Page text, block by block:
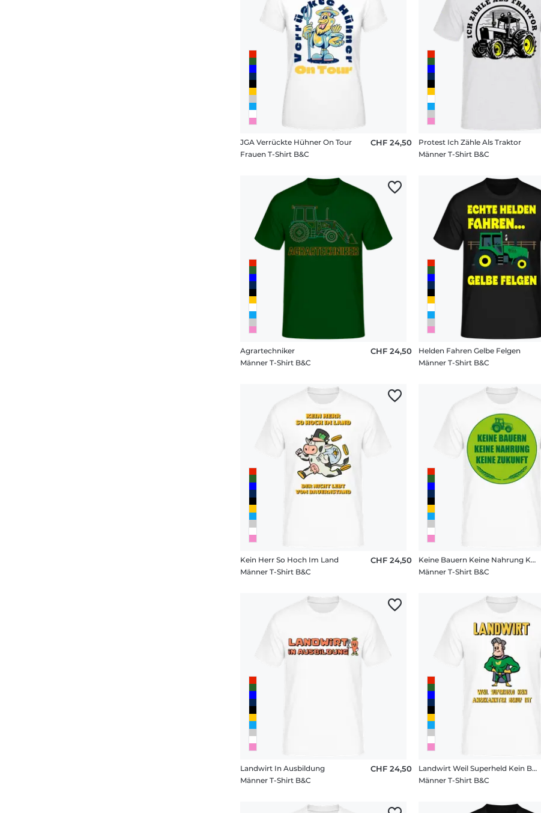
JGA Verrückte Hühner On Tour
Frauen T-Shirt B&C
CHF 24,50
Protest Ich Zähle Als Traktor
Männer T-Shirt B&C
Agrartechniker
Männer T-Shirt B&C
CHF 24,50
Helden Fahren Gelbe Felgen
Männer T-Shirt B&C
Kein Herr So Hoch Im Land
Männer T-Shirt B&C
CHF 24,50
Keine Bauern Keine Nahrung Keine Zukunft
Männer T-Shirt B&C
Landwirt In Ausbildung
Männer T-Shirt B&C
CHF 24,50
Landwirt Weil Superheld Kein Beruf Ist
Männer T-Shirt B&C